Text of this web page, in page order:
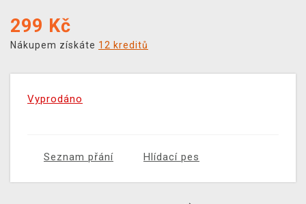
299 Kč
Nákupem získáte 12 kreditů
Vyprodáno
Seznam přání Hlídací pes